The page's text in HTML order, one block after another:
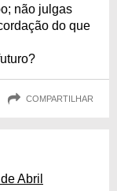
não julgas
do que
COMPARTILHAR
Abril